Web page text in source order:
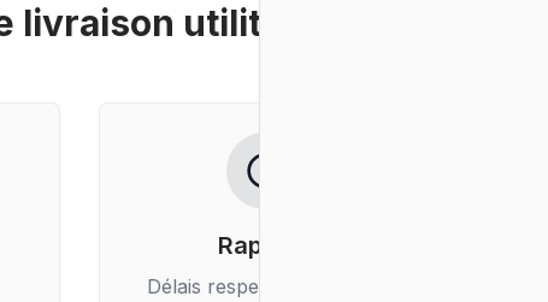
livraison utilitaire
Rapidité
Délais respectés, livraison